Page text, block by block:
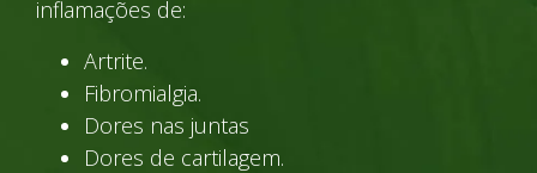
inflamações de:
Artrite.
Fibromialgia.
Dores nas juntas
Dores de cartilagem.